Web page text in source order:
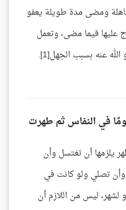
ومضى مدة طويلة يعفو
عليها فيما مضى، وتعمل
في المستقبل، والماضي يعفو الله عنه بسبب الجهل[1].
في النفاس ثم طهرت
يلزمها أن تغتسل وأن
تصلي ولو كانت في
ليس من اللازم أن